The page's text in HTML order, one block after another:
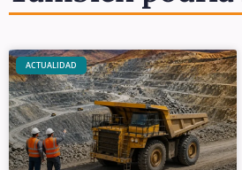
ACTUALIDAD